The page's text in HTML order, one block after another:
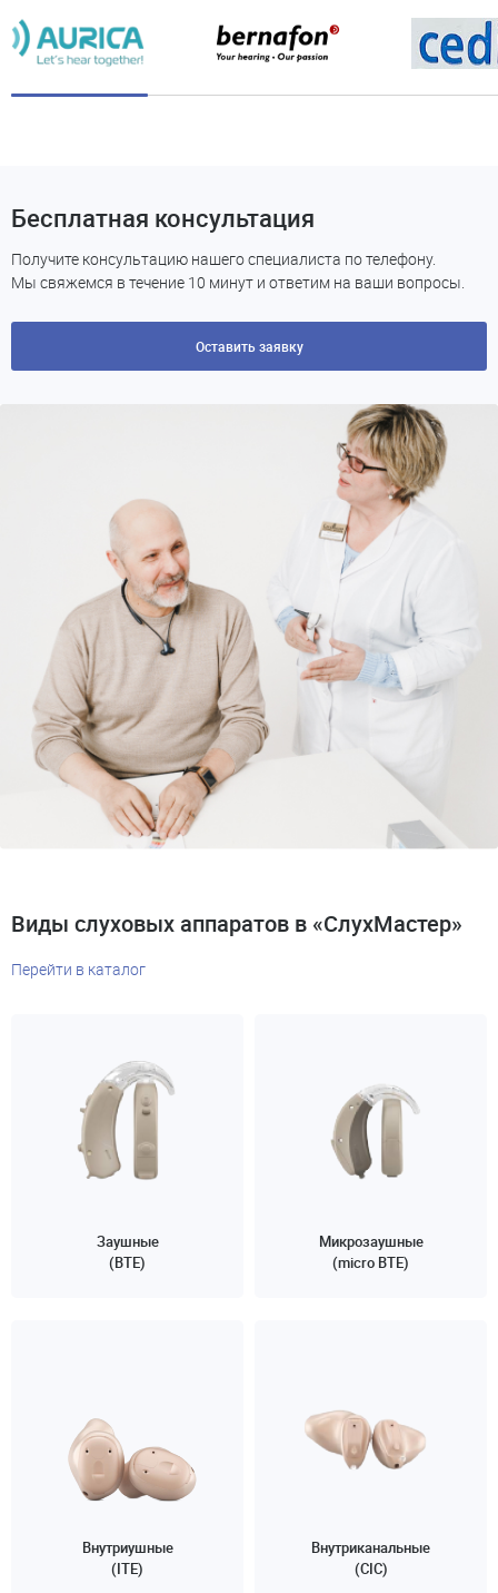
Бесплатная консультация
Получите консультацию нашего специалиста по телефону.
Мы свяжемся в течение 10 минут и ответим на ваши вопросы.
Оставить заявку
Виды слуховых аппаратов в «СлухМастер»
Перейти в каталог
Заушные
(BTE)
Микрозаушные
(micro BTE)
Внутриушные
(ITE)
Внутриканальные
(CIC)